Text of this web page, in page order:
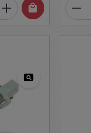
vagy
Adja meg a